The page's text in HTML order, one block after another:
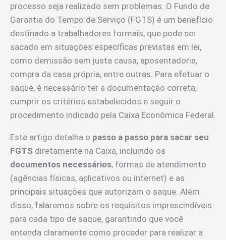
processo seja realizado sem problemas. O Fundo de
Garantia do Tempo de Serviço (FGTS) é um benefício
destinado a trabalhadores formais, que pode ser
sacado em situações específicas previstas em lei,
como demissão sem justa causa, aposentadoria,
compra da casa própria, entre outras. Para efetuar o
saque, é necessário ter a documentação correta,
cumprir os critérios estabelecidos e seguir o
procedimento indicado pela Caixa Econômica Federal.
Este artigo detalha o passo a passo para sacar seu
FGTS diretamente na Caixa, incluindo os
documentos necessários, formas de atendimento
(agências físicas, aplicativos ou internet) e as
principais situações que autorizam o saque. Além
disso, falaremos sobre os requisitos imprescindíveis
para cada tipo de saque, garantindo que você
entenda claramente como proceder para realizar a